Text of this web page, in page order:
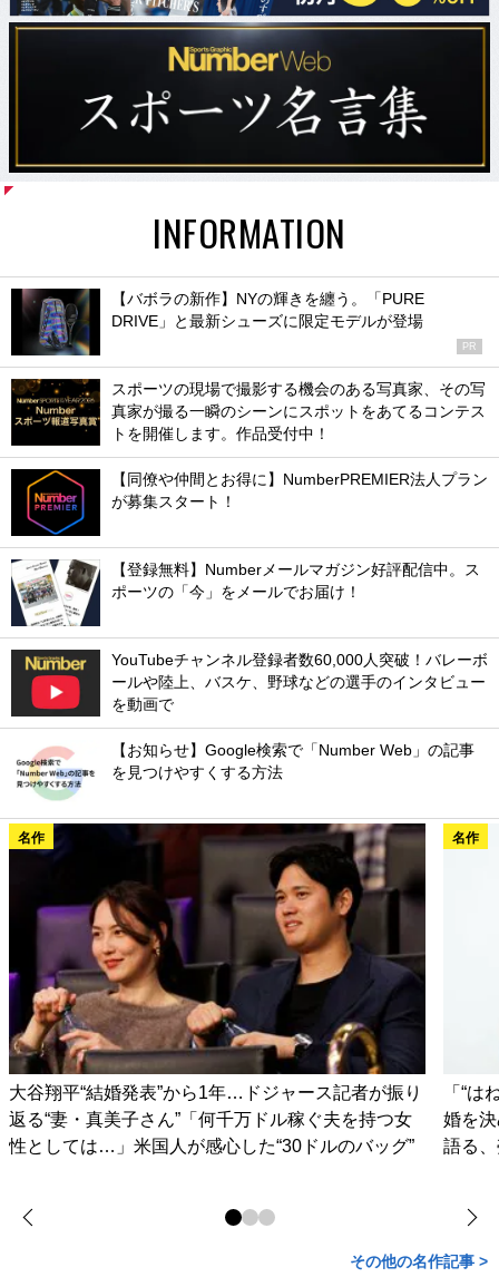
INFORMATION
【バボラの新作】NYの輝きを纏う。「PURE
DRIVE」と最新シューズに限定モデルが登場
PR
スポーツの現場で撮影する機会のある写真家、その写
真家が撮る一瞬のシーンにスポットをあてるコンテス
トを開催します。作品受付中！
【同僚や仲間とお得に】NumberPREMIER法人プラン
が募集スタート！
【登録無料】Numberメールマガジン好評配信中。ス
ポーツの「今」をメールでお届け！
YouTubeチャンネル登録者数60,000人突破！バレーボ
ールや陸上、バスケ、野球などの選手のインタビュー
を動画で
【お知らせ】Google検索で「Number Web」の記事
を見つけやすくする方法
名作
大谷翔平“結婚発表”から1年…ドジャース記者が振り
返る“妻・真美子さん”「何千万ドル稼ぐ夫を持つ女
性としては…」米国人が感心した“30ドルのバッグ”
名作
「“
婚を
語る
その他の名作記事 >